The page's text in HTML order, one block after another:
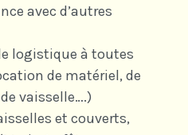
avec d’autres
logistique à toutes
de matériel, de
vaisselle….)
et couverts,